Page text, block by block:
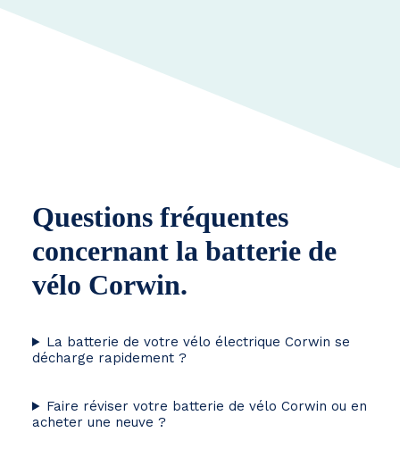
Questions fréquentes
concernant la batterie de
vélo Corwin.
La batterie de votre vélo électrique Corwin se
décharge rapidement ?
Faire réviser votre batterie de vélo Corwin ou en
acheter une neuve ?